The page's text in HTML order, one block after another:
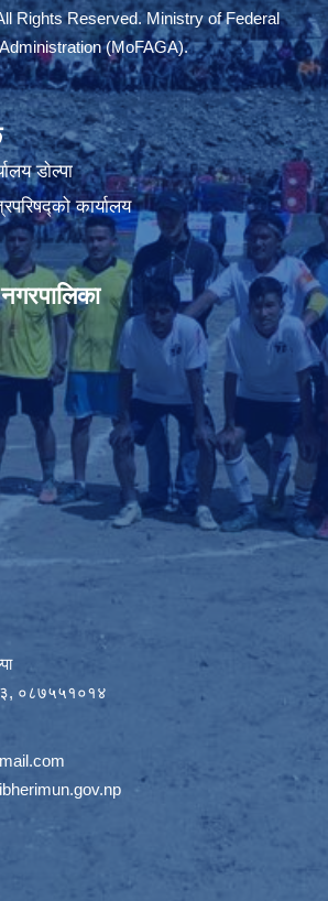
Rights Reserved. Ministry of Federal
(MoFAGA).
डाेल्पा
कार्यालय
०८७५५१०१४